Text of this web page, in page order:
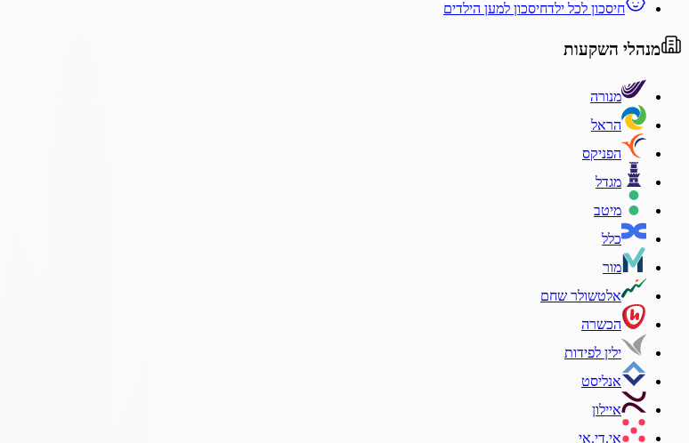
חיסכון לכל ילדחיסכון למען הילדים
מנהלי השקעות
מנורה
הראל
הפניקס
מגדל
מיטב
כלל
מור
אלטשולר שחם
הכשרה
ילין לפידות
אנליסט
איילון
אי.די.אי